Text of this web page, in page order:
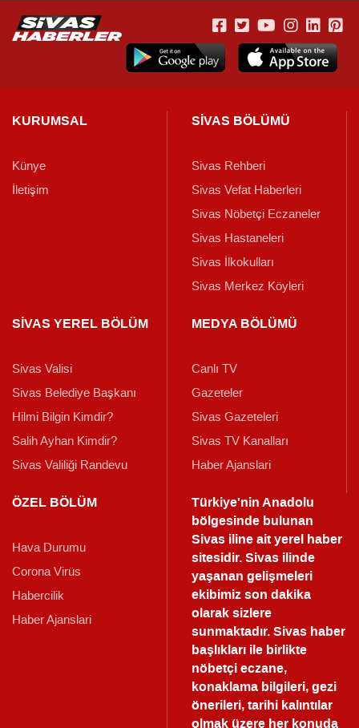
KURUMSAL
Künye
İletişim
SİVAS BÖLÜMÜ
Sivas Rehberi
Sivas Vefat Haberleri
Sivas Nöbetçi Eczaneler
Sivas Hastaneleri
Sivas İlkokulları
Sivas Merkez Köyleri
SİVAS YEREL BÖLÜM
Sivas Valisi
Sivas Belediye Başkanı
Hilmi Bilgin Kimdir?
Salih Ayhan Kimdir?
Sivas Valiliği Randevu
MEDYA BÖLÜMÜ
Canlı TV
Gazeteler
Sivas Gazeteleri
Sivas TV Kanalları
Haber Ajanslari
ÖZEL BÖLÜM
Hava Durumu
Corona Virüs
Habercilik
Haber Ajanslari
Türkiye'nin Anadolu
bölgesinde bulunan
Sivas iline ait yerel haber
sitesidir. Sivas ilinde
yaşanan gelişmeleri
ekibimiz son dakika
olarak sizlere
sunmaktadır.Sivas haber
başlıkları ile birlikte
nöbetçi eczane,
konaklama bilgileri, gezi
önerileri, tarihi kalıntılar
olmak üzere her konuda